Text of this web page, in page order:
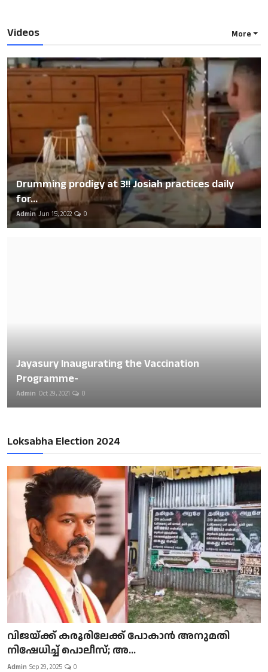
Videos More
Drumming prodigy at 3!! Josiah practices daily
for...
Admin Jun 15, 2022 0
Jayasury Inaugurating the Vaccination
Programme-
Admin Oct 29, 2021 0
Loksabha Election 2024
വിജയ്ക്ക് കരൂരിലേക്ക് പോകാൻ അനുമതി
നിഷേധിച്ച് പൊലീസ്; അ...
Admin Sep 29, 2025 0